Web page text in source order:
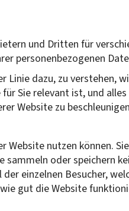
und Dritten für
personenbezogenen
dazu, zu verstehen,
Sie relevant ist, und
Website zu
nutzen können.
oder speichern
einzelnen Besucher,
gut die Website